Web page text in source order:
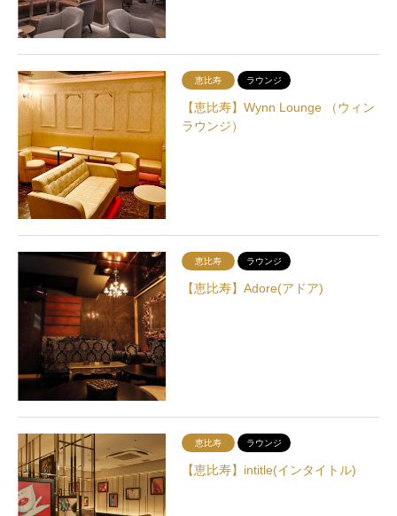
恵比寿 ラウンジ
【恵比寿】Wynn Lounge （ウィン
ラウンジ）
恵比寿 ラウンジ
【恵比寿】Adore(アドア)
恵比寿 ラウンジ
【恵比寿】intitle(インタイトル)